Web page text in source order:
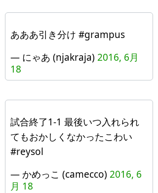
あああ引き分け #grampus
— にゃあ (njakraja) 2016, 6月
18
試合終了1-1 最後いつ入れられ
てもおかしくなかったこわい
#reysol
— かめっこ (camecco) 2016, 6
月 18